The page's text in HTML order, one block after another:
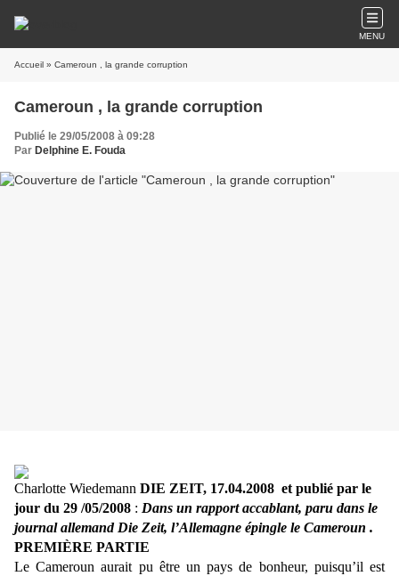
MENU
Accueil » Cameroun , la grande corruption
Cameroun , la grande corruption
Publié le 29/05/2008 à 09:28
Par Delphine E. Fouda
Charlotte Wiedemann DIE ZEIT, 17.04.2008 et publié par le
jour du 29 /05/2008 : Dans un rapport accablant, paru dans le
journal allemand Die Zeit, l’Allemagne épingle le Cameroun .
PREMIÈRE PARTIE
Le Cameroun aurait pu être un pays de bonheur, puisqu’il est